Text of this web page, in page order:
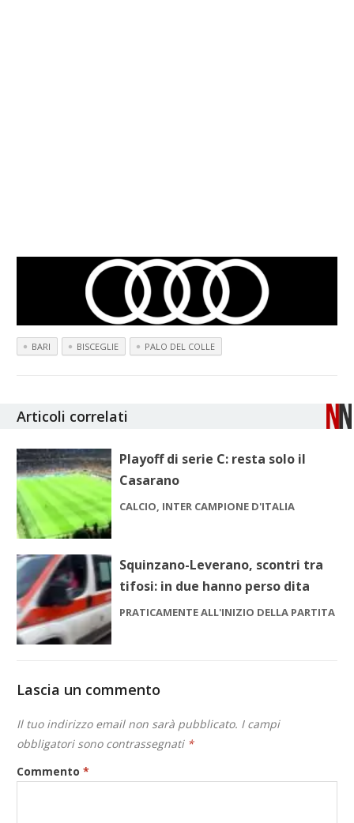
BARI BISCEGLIE PALO DEL COLLE
Articoli correlati
Playoff di serie C: resta solo il
Casarano
CALCIO, INTER CAMPIONE D'ITALIA
Squinzano-Leverano, scontri tra
tifosi: in due hanno perso dita
PRATICAMENTE ALL'INIZIO DELLA PARTITA
Lascia un commento
Il tuo indirizzo email non sarà pubblicato. I campi
obbligatori sono contrassegnati *
Commento*